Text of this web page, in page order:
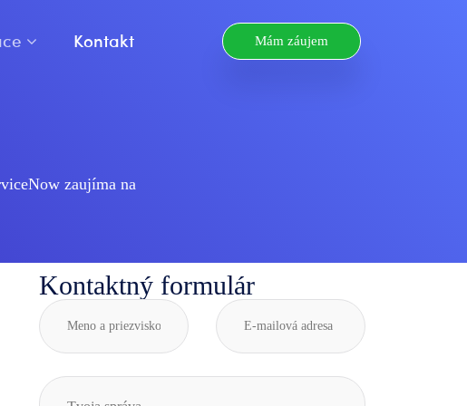
Kontakt Mám záujem
zaujíma na
Kontaktný formulár